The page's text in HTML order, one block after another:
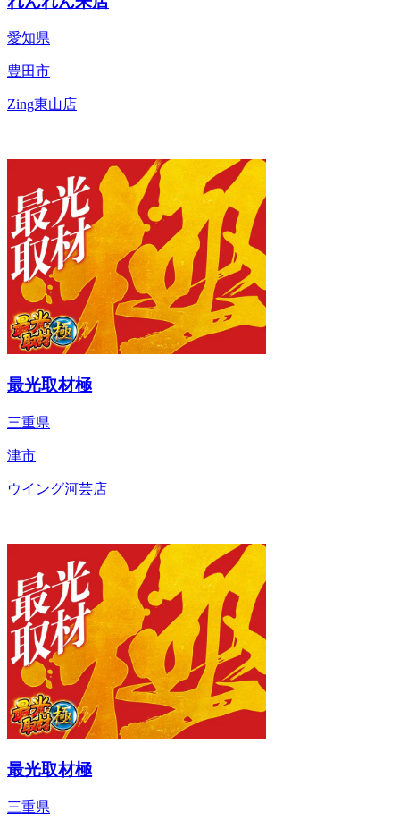
愛知県
豊田市
Zing東山店
最光取材極
三重県
津市
ウイング河芸店
最光取材極
三重県